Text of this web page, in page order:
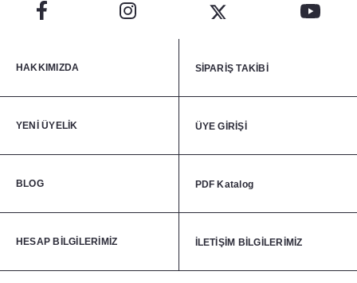
HAKKIMIZDA SİPARİŞ TAKİBİ
YENİ ÜYELİK ÜYE GİRİŞİ
BLOG PDF Katalog
HESAP BİLGİLERİMİZ İLETİŞİM BİLGİLERİMİZ